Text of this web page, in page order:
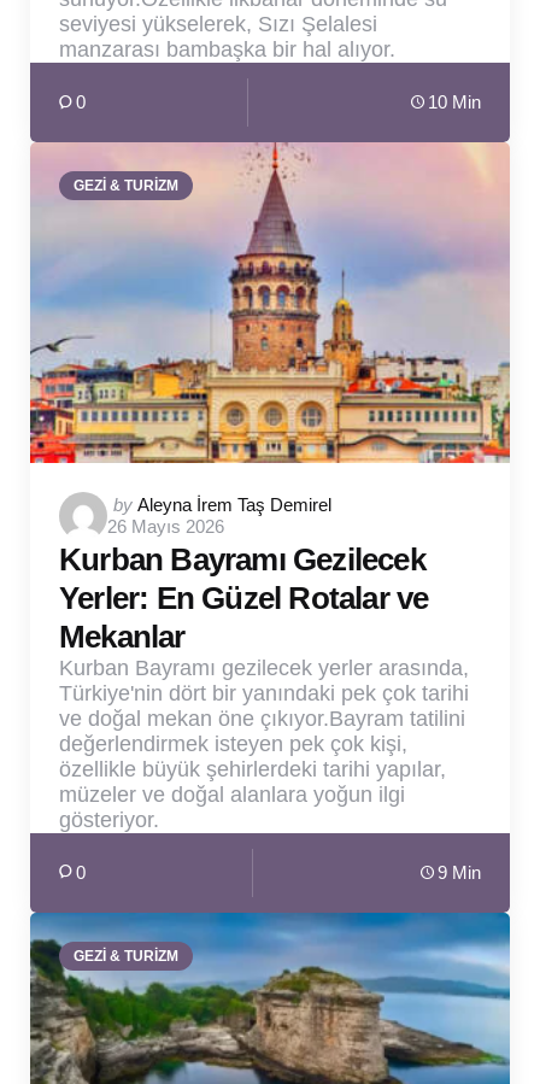
seviyesi yükselerek, Sızı Şelalesi
manzarası bambaşka bir hal alıyor.
0 10 Min
GEZİ & TURİZM
Posted
by
by Aleyna İrem Taş Demirel
26 Mayıs 2026
Kurban Bayramı Gezilecek
Yerler: En Güzel Rotalar ve
Mekanlar
Kurban Bayramı gezilecek yerler arasında,
Türkiye'nin dört bir yanındaki pek çok tarihi
ve doğal mekan öne çıkıyor.Bayram tatilini
değerlendirmek isteyen pek çok kişi,
özellikle büyük şehirlerdeki tarihi yapılar,
müzeler ve doğal alanlara yoğun ilgi
gösteriyor.
0 9 Min
GEZİ & TURİZM